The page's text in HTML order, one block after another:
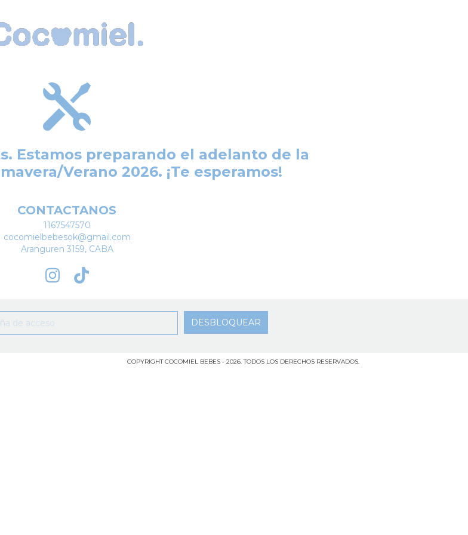
Estamos preparando el adelanto de la
Verano 2026. ¡Te esperamos!
CONTACTANOS
1167547570
cocomielbebesok@gmail.com
Aranguren 3159, CABA
COPYRIGHT COCOMIEL BEBES - 2026. TODOS LOS DERECHOS RESERVADOS.